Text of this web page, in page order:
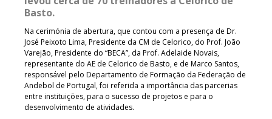
Basto.
Na cerimónia de abertura, que contou com a presença de Dr.
José Peixoto Lima, Presidente da CM de Celorico, do Prof. João
Varejão, Presidente do “BECA”, da Prof. Adelaide Novais,
representante do AE de Celorico de Basto, e de Marco Santos,
responsável pelo Departamento de Formação da Federação de
Andebol de Portugal, foi referida a importância das parcerias
entre instituições, para o sucesso de projetos e para o
desenvolvimento de atividades.